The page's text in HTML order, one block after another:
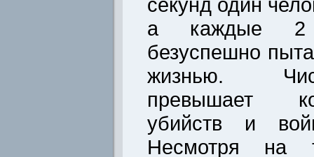
а каждые 2
безуспешно
жизнью.
превышает
убийств и
Несмотря на